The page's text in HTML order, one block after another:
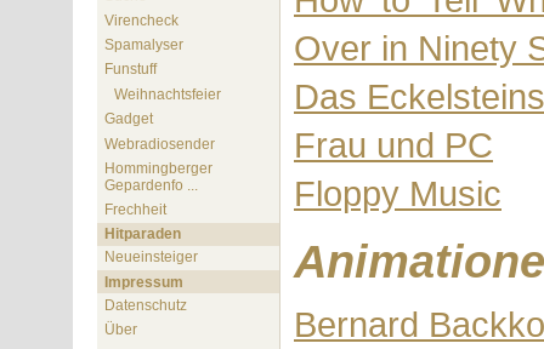
Virencheck
Spamalyser
Funstuff
Weihnachtsfeier
Gadget
Webradiosender
Hommingberger
Gepardenfo ...
Frechheit
Hitparaden
Neueinsteiger
Impressum
Datenschutz
Über
Over in Ninety
Das Eckelsteins
Frau und PC
Floppy Music
Bernard